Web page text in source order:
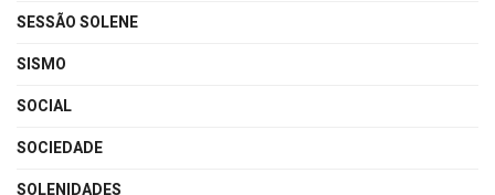
SESSÃO SOLENE
SISMO
SOCIAL
SOCIEDADE
SOLENIDADES